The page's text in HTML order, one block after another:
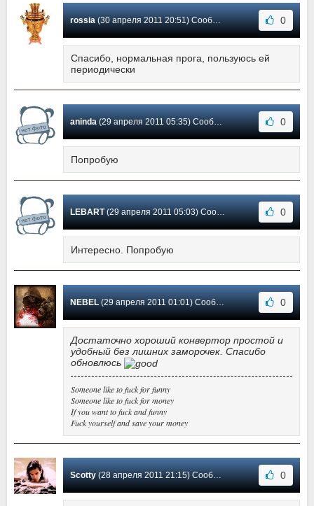
rossia(30 апреля 2011 20:51) Сообщение #8 0
Спасибо, нормальная прога, пользуюсь ей
периодически
aninda(29 апреля 2011 05:35) Сообщение #7 0
Попробую
LEBART(29 апреля 2011 05:03) Сообщение #6 0
Интересно. Попробую
NEBEL(29 апреля 2011 01:01) Сообщение #5 0
Достаточно хороший конвертор простой и
удобный без лишних заморочек. Спасибо
обновлюсь
Someone like to fuck for funny
Someone like to fuck for money
If you want to fuck and funny
Fuck yourself and save your money
Scotty(28 апреля 2011 21:15) Сообщение #4 0